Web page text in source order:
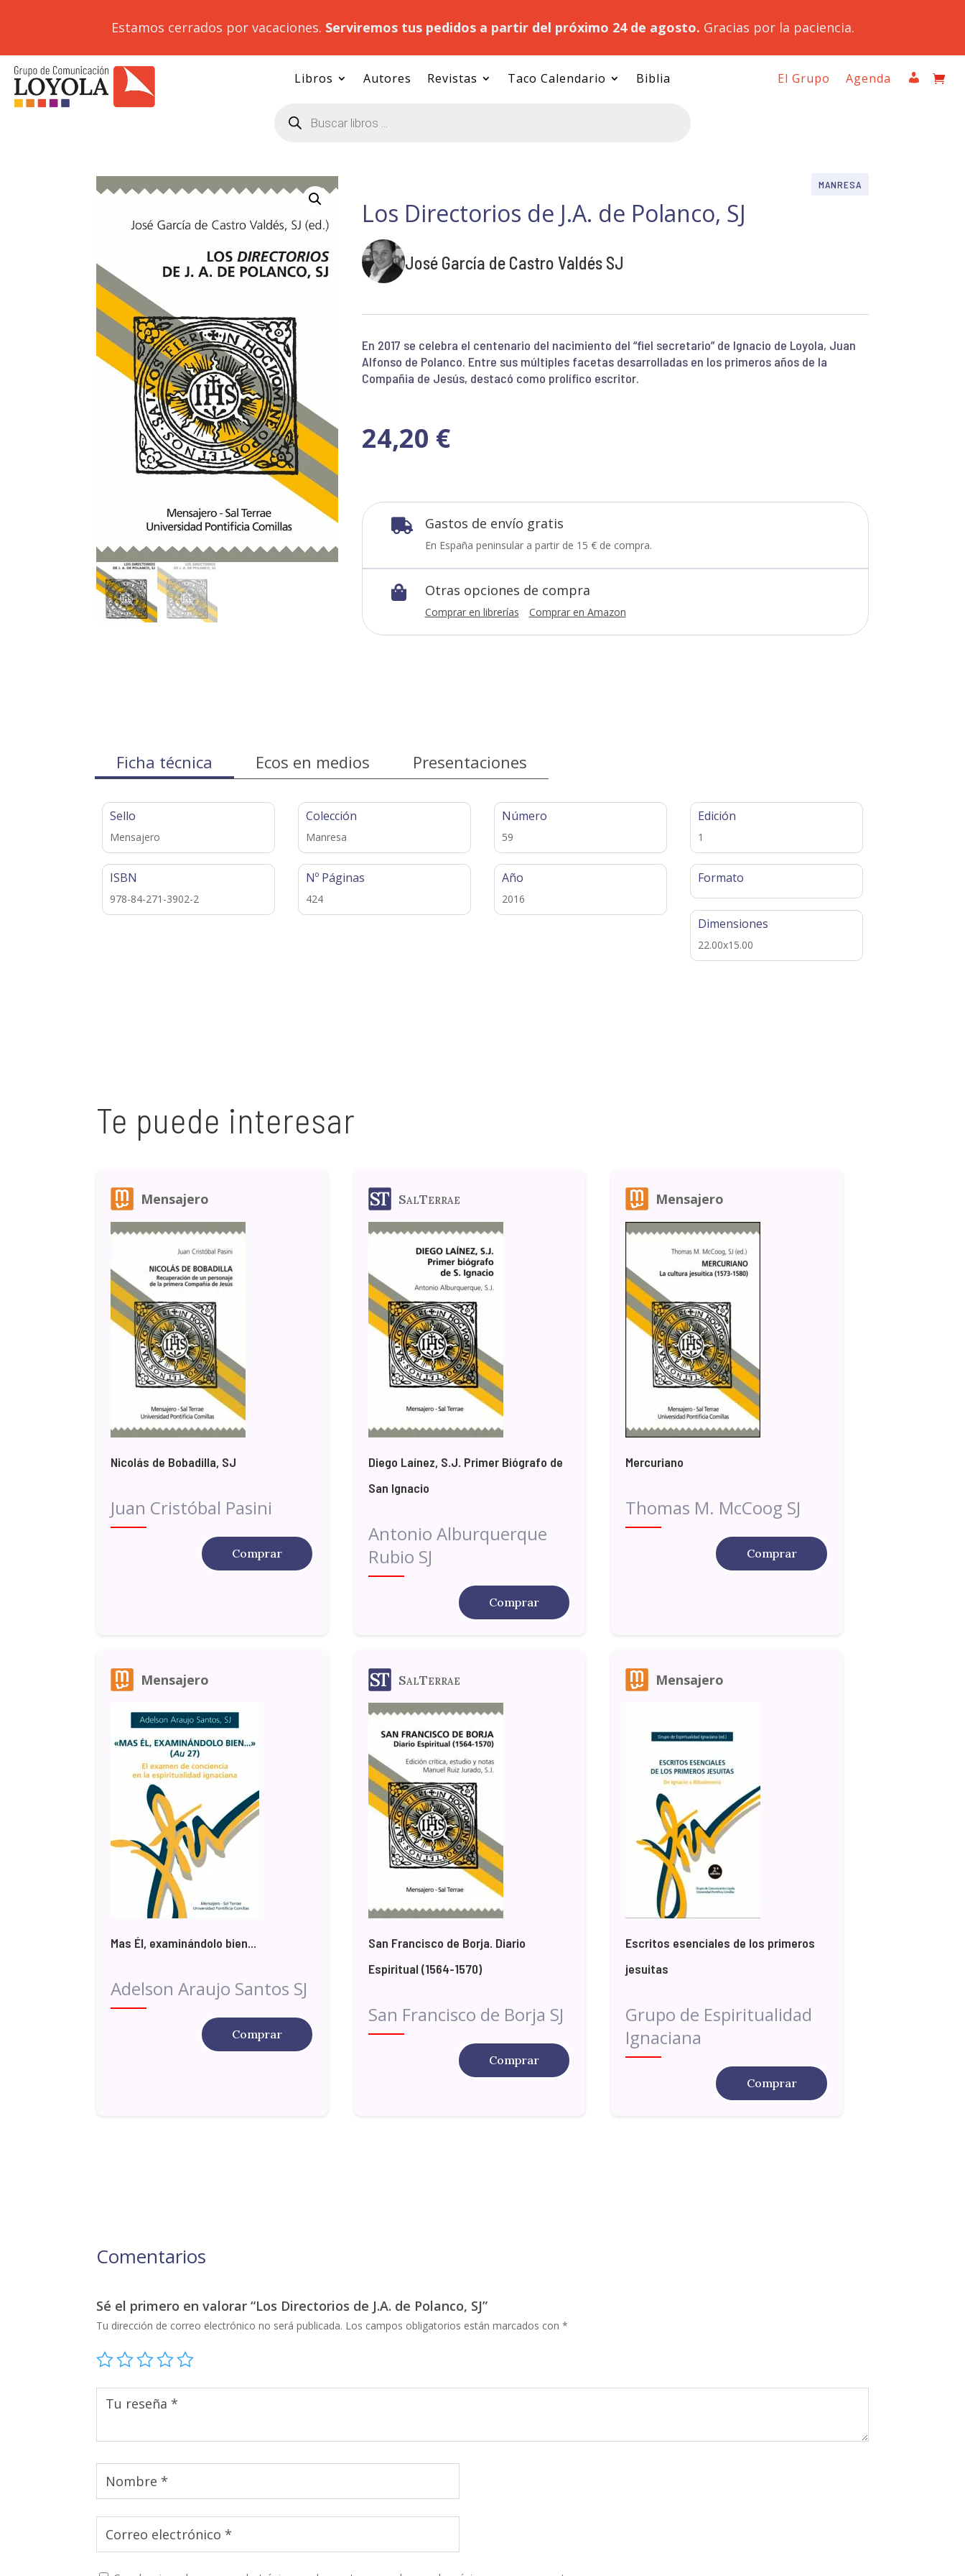
Estamos cerrados por vacaciones. Serviremos tus pedidos a partir del próximo 24 de agosto. Gracias por la paciencia.
Libros Autores Revistas Taco Calendario Biblia
productos
El Grupo Agenda
MANRESA
Los Directorios de J.A. de Polanco, SJ
José García de Castro Valdés SJ
En 2017 se celebra el centenario del nacimiento del “fiel secretario” de Ignacio de Loyola, Juan
Alfonso de Polanco. Entre sus múltiples facetas desarrolladas en los primeros años de la
Compañia de Jesús, destacó como prolífico escritor.
24,20 €
 Gastos de envío gratis
En España peninsular a partir de 15 € de compra.
 Otras opciones de compra
Comprar en librerías Comprar en Amazon
Ficha técnica Ecos en medios Presentaciones
Sello
Mensajero
ISBN
978-84-271-3902-2
Colección
Manresa
Nº Páginas
424
Número
59
Año
2016
Edición
1
Formato
Dimensiones
22.00x15.00
Te puede interesar
Mensajero
Nicolás de Bobadilla, SJ
Juan Cristóbal Pasini
Comprar
SalTerrae
Diego Laínez, S.J. Primer Biógrafo de
San Ignacio
Antonio Alburquerque
Rubio SJ
Comprar
Mensajero
Mercuriano
Thomas M. McCoog SJ
Comprar
Mensajero
Mas Él, examinándolo bien...
Adelson Araujo Santos SJ
Comprar
SalTerrae
San Francisco de Borja. Diario
Espiritual (1564-1570)
San Francisco de Borja SJ
Comprar
Mensajero
Escritos esenciales de los primeros
jesuitas
Grupo de Espiritualidad
Ignaciana
Comprar
Comentarios
Sé el primero en valorar “Los Directorios de J.A. de Polanco, SJ”
Tu dirección de correo electrónico no será publicada. Los campos obligatorios están marcados con*